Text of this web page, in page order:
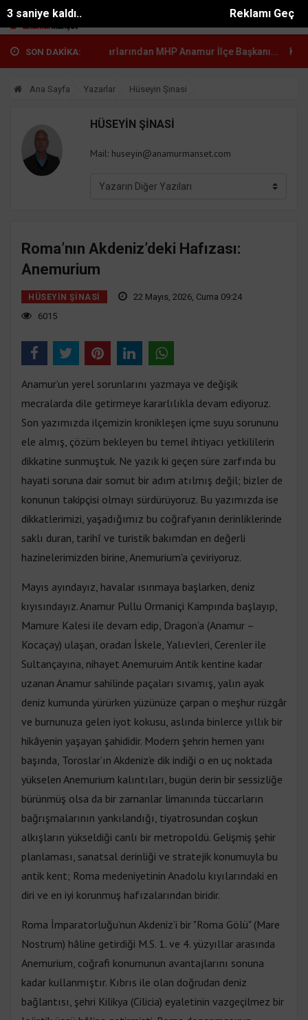
Reklamı Geç
3 saniye kaldı..
SON DAKİKA:
Anamur Muhtarlarından MHP Anamur İlçe Başkanı... Kürşat
Ana Sayfa Yazarlar Hüseyin Şinasi
HÜSEYIN ŞINASI
Mail: huseyin@anamurmanset.com
Roma’nın Akdeniz’deki Hafızası:
Anemurium
HÜSEYIN ŞINASI
22 Mayıs, 2026, Cuma 09:24
6015
Anamur’un yerel sorunlarını yazmaya ve değişik
mecralarda dile getirmeye kararlılıkla devam ediyoruz.
Son yazımızda ilçemizin kronikleşen içme suyu sorununu
ele almış, çözüm bekleyen bu temel ihtiyacı yetkililerin
dikkatine sunmuştuk. Ne yazık ki geçen süre zarfında bu
hayati soruna dair somut bir adım atılmış değil; bizler de
konunun takipçisi olmayı sürdürüyoruz. Bu yazımızda ise
dikkatlerimizi, yaşadığımız bu coğrafyanın derinliklerinde
saklı duran, tarihî ve turistik bakımdan en değerli
hazinelerimizden birine, Anemurium'a çeviriyoruz.
Mayıs ayındayız, havalar ısınmaya başlarken, deniz
kıyısındayız. Anamur Pullu Ormaniçi Kampında başlayıp,
Mamure Kalesi ile devam edip, Dragon’a (Anamur –
Kocaçay) ulaşan, oradan İskele, Yalıevleri, Cerenler ile
Sultançayına, nihayet Anemuruim Antik kentine kadar
uzanan Anamur sahilinde paçaları sıvamış, yalın ayak
deniz kumunda yürürken yüzünüze çarpan o meşhur rüzgâr
ve burnunuza gelen iyot kokusu, aslında binlerce yıllık bir
hikâyenin yaşayan şahididir. Modern şehrin hemen yanı
başında, Toroslar’ın Akdeniz’e dik indiği o en uç noktada
yükselen Anemurium kalıntıları, bugün derin bir sessizliğe
bürünmüş olsa da bir zamanlar limanında tüccarların
bağrışmalarının yankılandığı, tiyatrosundan coşkun
alkışların yükseldiği canlı bir metropoldü. Gelişmiş şehir
planlaması, sanatsal derinliği ve stratejik konumuyla bu
antik kent; Roma medeniyetinin Anadolu kıyılarındaki en
diri ve en iyi korunmuş hafızalarından biridir.
Roma İmparatorluğu’nun Akdeniz’i bir "Roma Gölü" (Mare
Nostrum) hâline getirdiği M.S. 1. ve 4. yüzyıllar arasında
Anemurium, coğrafi konumunun avantajlarını sonuna
kadar kullanmıştır. Kıbrıs ile olan doğrudan deniz
bağlantısı, şehri Kilikya (Cilicia) eyaletinin vazgeçilmez bir